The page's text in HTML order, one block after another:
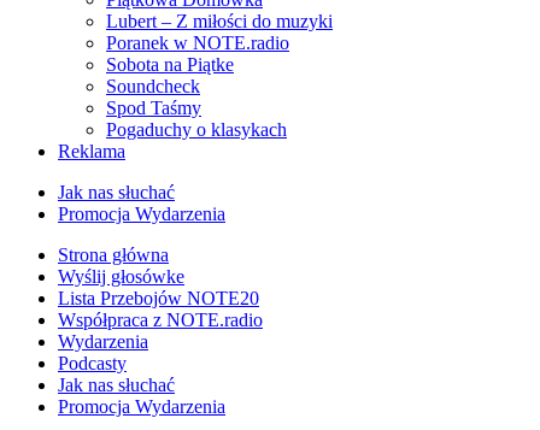
Lubert – Z miłości do muzyki
Poranek w NOTE.radio
Sobota na Piątke
Soundcheck
Spod Taśmy
Pogaduchy o klasykach
Reklama
Jak nas słuchać
Promocja Wydarzenia
Strona główna
Wyślij głosówke
Lista Przebojów NOTE20
Współpraca z NOTE.radio
Wydarzenia
Podcasty
Jak nas słuchać
Promocja Wydarzenia